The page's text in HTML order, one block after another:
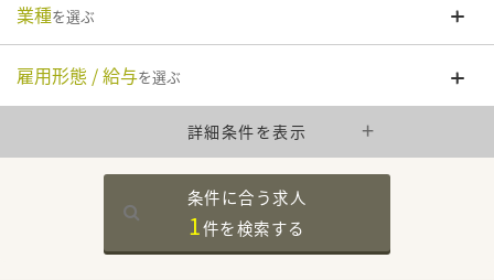
業種を選ぶ
雇用形態 / 給与を選ぶ
詳細条件を表示
条件に合う求人
1件を検索する